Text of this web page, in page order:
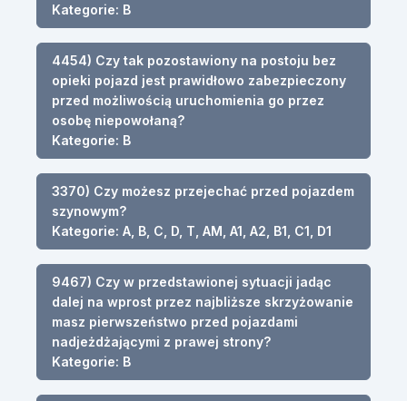
Kategorie: B
4454) Czy tak pozostawiony na postoju bez
opieki pojazd jest prawidłowo zabezpieczony
przed możliwością uruchomienia go przez
osobę niepowołaną?
Kategorie: B
3370) Czy możesz przejechać przed pojazdem
szynowym?
Kategorie: A, B, C, D, T, AM, A1, A2, B1, C1, D1
9467) Czy w przedstawionej sytuacji jadąc
dalej na wprost przez najbliższe skrzyżowanie
masz pierwszeństwo przed pojazdami
nadjeżdżającymi z prawej strony?
Kategorie: B